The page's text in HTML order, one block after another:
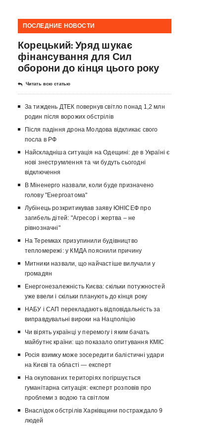
ПОСЛЕДНИЕ НОВОСТИ
Корецький: Уряд шукає
фінансування для Сил
оборони до кінця цього року
Читать всю статью
За тиждень ДТЕК повернув світло понад 1,2 млн
родин після ворожих обстрілів
Після падіння дрона Молдова відкликає свого
посла в РФ
Найскладніша ситуація на Одещині: де в Україні є
нові знеструмлення та чи будуть сьогодні
відключення
В Міненерго назвали, коли буде призначено
голову "Енергоатома"
Лубінець розкритикував заяву ЮНІСЕФ про
загибель дітей: "Агресор і жертва – не
рівнозначні"
На Теремках призупинили будівництво
тепломережі: у КМДА пояснили причину
Митники назвали, що найчастіше вилучали у
громадян
Енергонезалежність Києва: скільки потужностей
уже ввели і скільки планують до кінця року
НАБУ і САП перекладають відповідальність за
виправдувальні вироки на Нацполіцію
Чи вірять українці у перемогу і яким бачать
майбутнє країни: що показало опитування КМІС
Росія взимку може зосередити балістичні удари
на Києві та області — експерт
На окупованих територіях погіршується
гуманітарна ситуація: експерт розповів про
проблеми з водою та світлом
Внаслідок обстрілів Харківщини постраждало 9
людей